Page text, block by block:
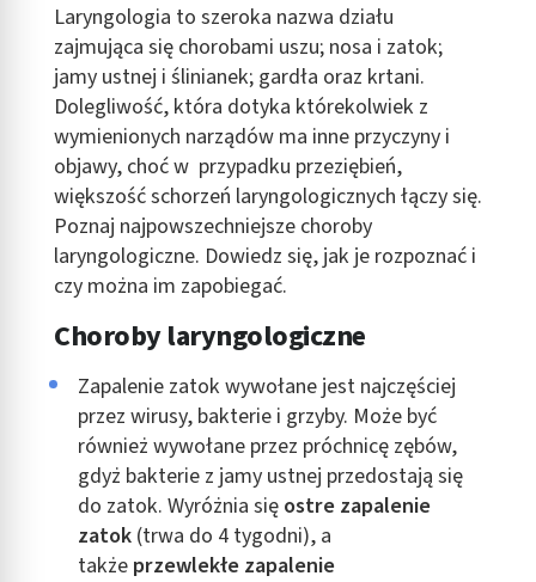
Laryngologia to szeroka nazwa działu
zajmująca się chorobami uszu; nosa i zatok;
jamy ustnej i ślinianek; gardła oraz krtani.
Dolegliwość, która dotyka którekolwiek z
wymienionych narządów ma inne przyczyny i
objawy, choć w przypadku przeziębień,
większość schorzeń laryngologicznych łączy się.
Poznaj najpowszechniejsze choroby
laryngologiczne. Dowiedz się, jak je rozpoznać i
czy można im zapobiegać.
Choroby laryngologiczne
Zapalenie zatok wywołane jest najczęściej
przez wirusy, bakterie i grzyby. Może być
również wywołane przez próchnicę zębów,
gdyż bakterie z jamy ustnej przedostają się
do zatok. Wyróżnia się ostre zapalenie
zatok (trwa do 4 tygodni), a
także przewlekłe zapalenie